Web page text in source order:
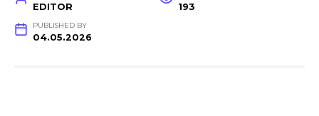
EDITOR 193
PUBLISHED BY
04.05.2026